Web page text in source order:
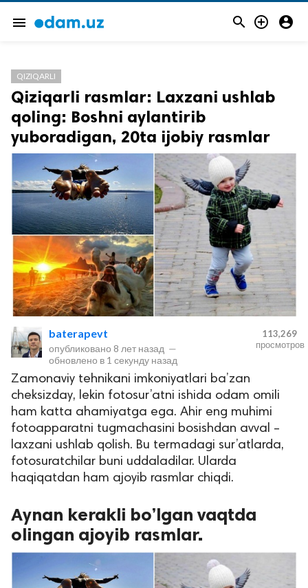
menu   
защищены.
QIZIQARLI
Qiziqarli rasmlar: Laxzani ushlab
qoling: Boshni aylantirib
yuboradigan, 20ta ijobiy rasmlar
baterapevt
опубликовано 8 лет назад —
обновлено в 1 секунду назад
113,269
просмотров
Zamonaviy tehnikani imkoniyatlari ba’zan
cheksizday, lekin fotosur’atni ishida odam omili
ham katta ahamiyatga ega. Ahir eng muhimi
fotoapparatni tugmachasini bosishdan avval –
laxzani ushlab qolish. Bu termadagi sur’atlarda,
fotosuratchilar buni uddaladilar. Ularda
haqiqatdan ham ajoyib rasmlar chiqdi.
Aynan kerakli bo’lgan vaqtda
olingan ajoyib rasmlar.